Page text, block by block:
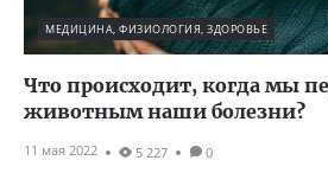
МЕДИЦИНА, ФИЗИОЛОГИЯ, ЗДОРОВЬЕ
Что происходит, когда мы
животным наши болезни?
11 мая 2022 5 227 0